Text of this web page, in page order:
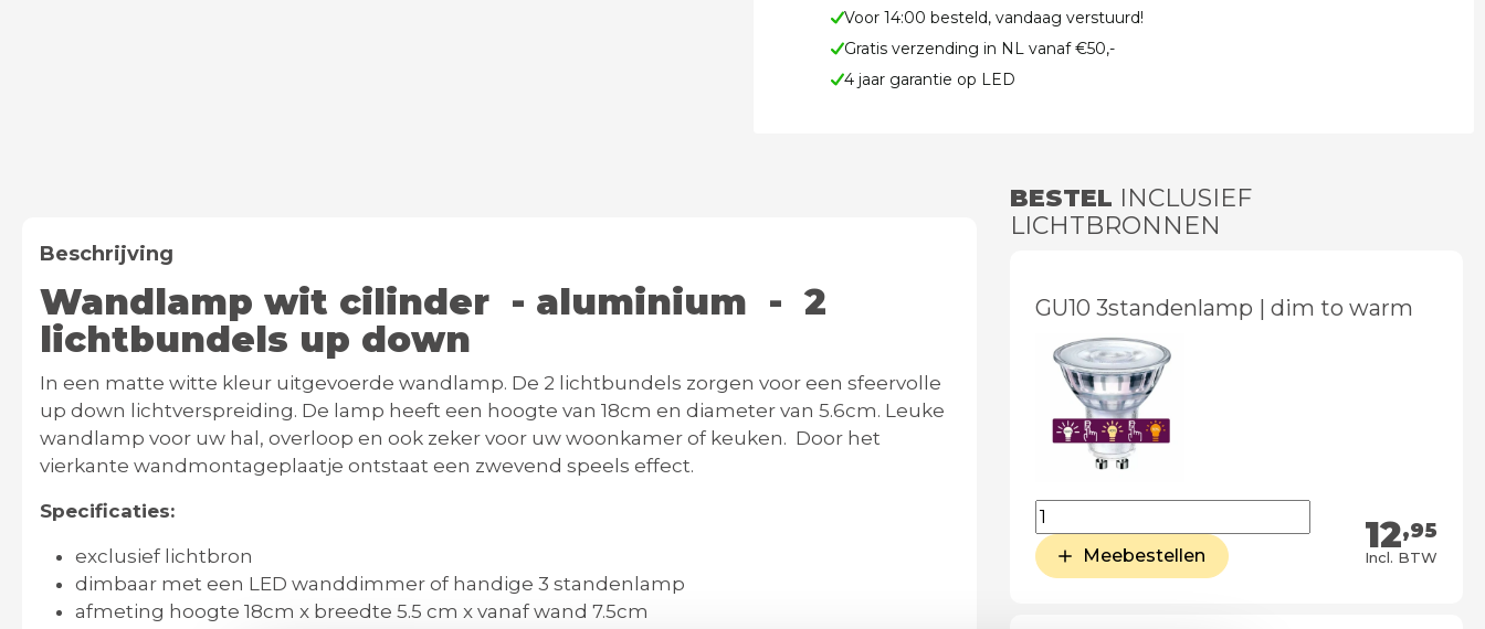
Voor 14:00 besteld, vandaag verstuurd!
Gratis verzending in NL vanaf €50,-
4 jaar garantie op LED
Beschrijving
Wandlamp wit cilinder - aluminium - 2
lichtbundels up down
In een matte witte kleur uitgevoerde wandlamp. De 2 lichtbundels zorgen voor een sfeervolle
up down lichtverspreiding. De lamp heeft een hoogte van 18cm en diameter van 5.6cm. Leuke
wandlamp voor uw hal, overloop en ook zeker voor uw woonkamer of keuken. Door het
vierkante wandmontageplaatje ontstaat een zwevend speels effect.
Specificaties:
exclusief lichtbron
dimbaar met een LED wanddimmer of handige 3 standenlamp
afmeting hoogte 18cm x breedte 5.5 cm x vanaf wand 7.5cm
BESTEL INCLUSIEF
LICHTBRONNEN
GU10 3standenlamp | dim to warm
12,95
Incl. BTW
Meebestellen